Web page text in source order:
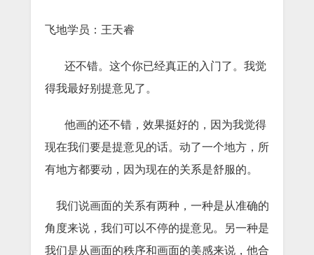
飞地学员：王天睿
还不错。这个你已经真正的入门了。我觉
得我最好别提意见了。
他画的还不错，效果挺好的，因为我觉得
现在我们要是提意见的话。动了一个地方，所
有地方都要动，因为现在的关系是舒服的。
我们说画面的关系有两种，一种是从准确的
角度来说，我们可以不停的提意见。另一种是
我们是从画面的秩序和画面的美感来说，他合